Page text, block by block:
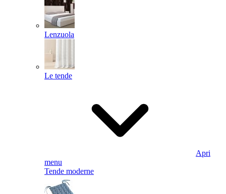
Lenzuola
Le tende
Apri
menu
Tende moderne